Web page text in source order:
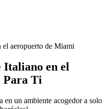
el aeropuerto de Miami
en el
Para Ti
en un ambiente acogedor a solo